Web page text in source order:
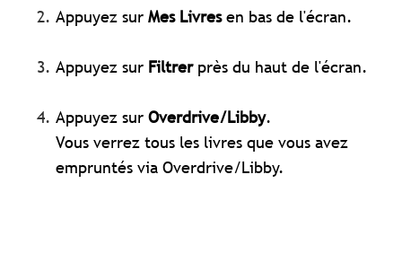
Appuyez surMes Livresen bas de l'écran.
Appuyez sur Filtrer près du haut de l'écran.
Appuyez surOverdrive/Libby.
Vous verrez tous les livres que vous avez
empruntés via Overdrive/Libby.